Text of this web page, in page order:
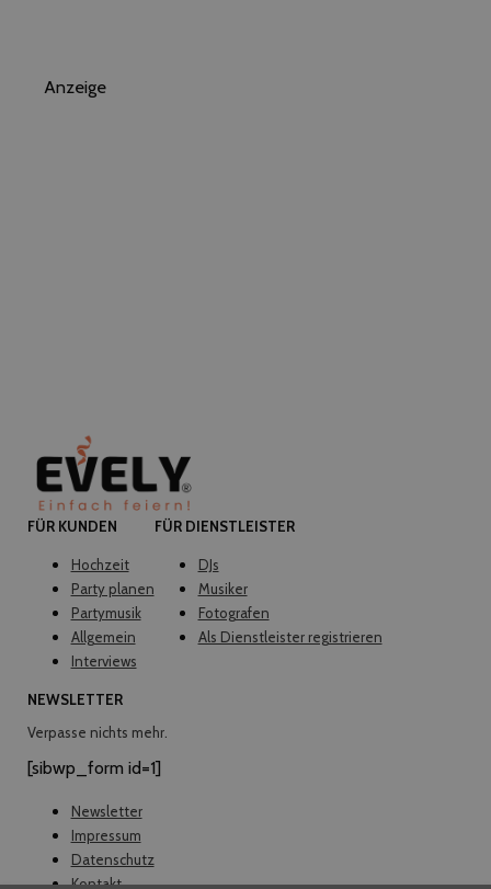
Anzeige
FÜR KUNDEN
Hochzeit
Party planen
Partymusik
Allgemein
Interviews
FÜR DIENSTLEISTER
DJs
Musiker
Fotografen
Als Dienstleister registrieren
NEWSLETTER
Verpasse nichts mehr.
[sibwp_form id=1]
Newsletter
Impressum
Datenschutz
Kontakt